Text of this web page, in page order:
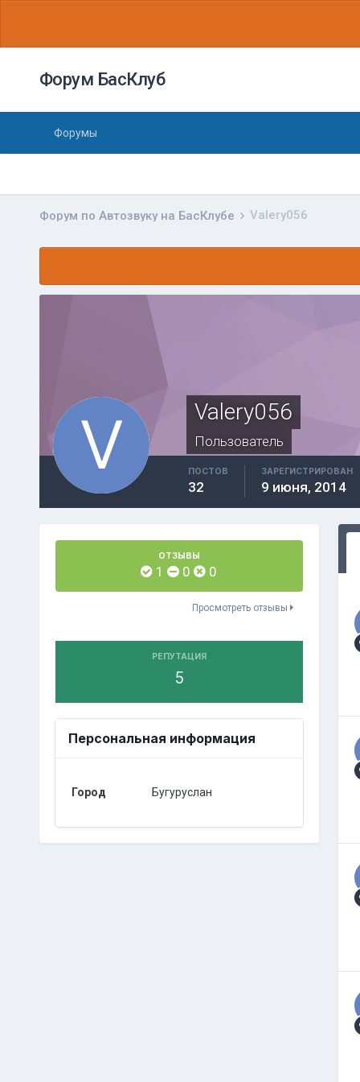
Форум БасКлуб
Форумы
Форум по Автозвуку на БасКлубе Valery056
Valery056
Пользователь
ПОСТОВ
32
ЗАРЕГИСТРИРОВАН
9 июня, 2014
ОТЗЫВЫ
1 0 0
Просмотреть отзывы
РЕПУТАЦИЯ
5
Персональная информация
Город Бугуруслан